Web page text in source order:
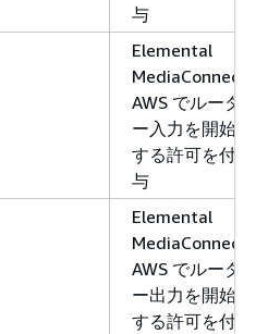
与
Elemental
MediaConnect
AWS でルータ
ー入力を開始
する許可を付
与
Elemental
MediaConnect
AWS でルータ
ー出力を開始
する許可を付